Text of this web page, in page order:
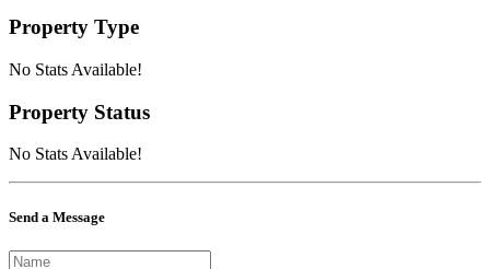
Property Type
No Stats Available!
Property Status
No Stats Available!
Send a Message